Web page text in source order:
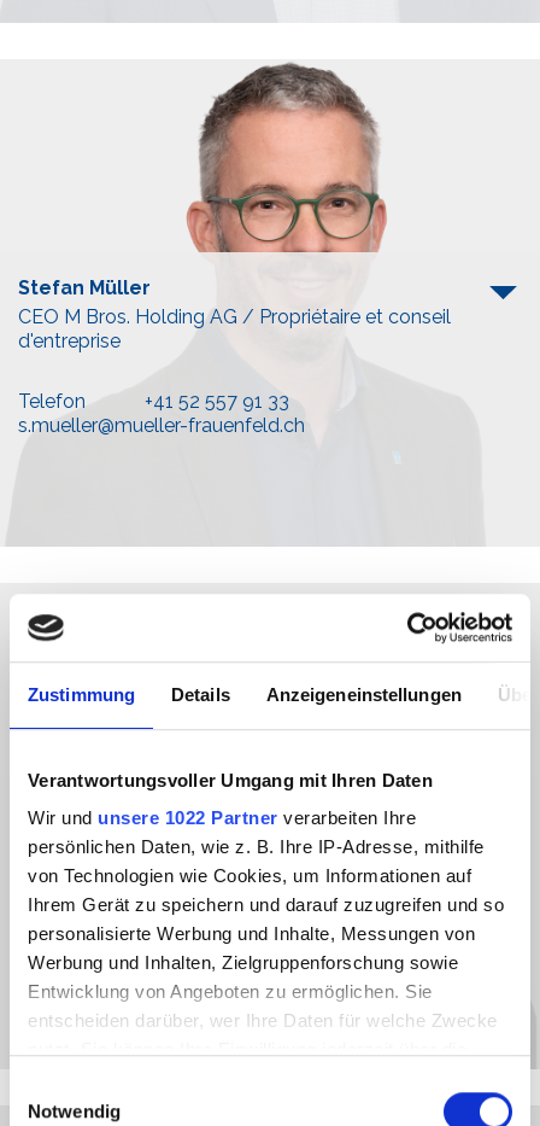
Zustimmung Details Anzeigeneinstellungen
Verantwortungsvoller Umgang mit Ihren Daten
Wir und unsere 1022 Partner verarbeiten Ihre
persönlichen Daten, wie z. B. Ihre IP-Adresse, mithilfe
von Technologien wie Cookies, um Informationen auf
Ihrem Gerät zu speichern und darauf zuzugreifen und so
personalisierte Werbung und Inhalte, Messungen von
Werbung und Inhalten, Zielgruppenforschung sowie
Entwicklung von Angeboten zu ermöglichen. Sie
entscheiden darüber, wer Ihre Daten für welche Zwecke
Trigger Symbol ändern oder widerrufen
Notwendig
Stefan Müller
CEO M Bros. Holding AG / Propriétaire et conseil
d'entreprise
Telefon
+41 52 557 91 33
s.mueller@mueller-frauenfeld.ch
Fabian Hähni
Spécialiste véhicules spéciaux
+41 52 557 91 91
f.haehni@mueller-technologie.ch